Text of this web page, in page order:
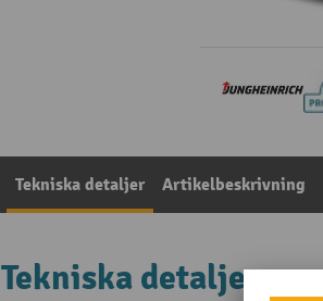
Tekniska detaljer Artikelbeskrivning
Tekniska detaljer